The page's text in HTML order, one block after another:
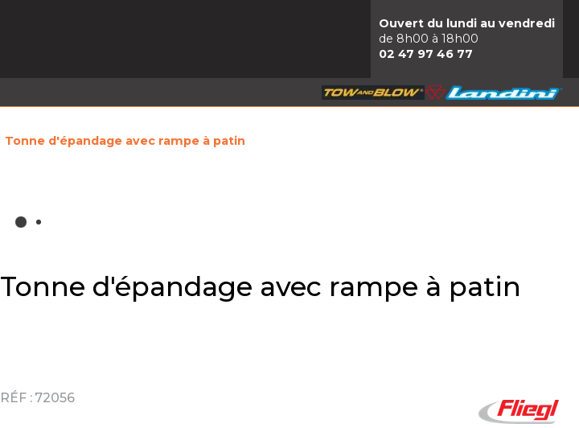
Ouvert du lundi au vendredi
de 8h00 à 18h00
02 47 97 46 77
Tonne d'épandage avec rampe à patin
Tonne d'épandage avec rampe à patin
RÉF : 72056